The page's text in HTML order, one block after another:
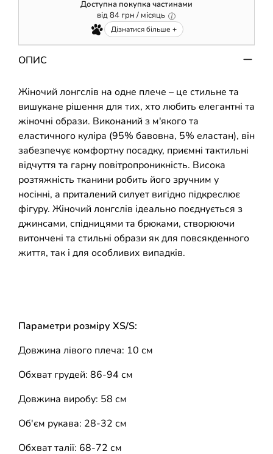
Доступна покупка частинами
від84грн / місяць
Дізнатися більше +
ОПИС
Жіночий лонгслів на одне плече – це стильне та
вишукане рішення для тих, хто любить елегантні та
жіночні образи. Виконаний з м'якого та
еластичного куліра (95% бавовна, 5% еластан), він
забезпечує комфортну посадку, приємні тактильні
відчуття та гарну повітропроникність. Висока
розтяжність тканини робить його зручним у
носінні, а приталений силует вигідно підкреслює
фігуру. Жіночий лонгслів ідеально поєднується з
джинсами, спідницями та брюками, створюючи
витончені та стильні образи як для повсякденного
життя, так і для особливих випадків.
Параметри розміру XS/S:
Довжина лівого плеча: 10 см
Обхват грудей: 86-94 см
Довжина виробу: 58 см
Об'єм рукава: 28-32 см
Обхват талії: 68-72 см